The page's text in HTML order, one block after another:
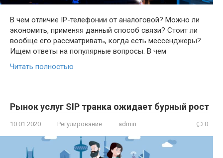
В чем отличие IP-телефонии от аналоговой? Можно ли
экономить, применяя данный способ связи? Стоит ли
вообще его рассматривать, когда есть мессенджеры?
Ищем ответы на популярные вопросы. В чем
Читать полностью
Рынок услуг SIP транка ожидает бурный рост
10.01.2020 Регулирование admin 0